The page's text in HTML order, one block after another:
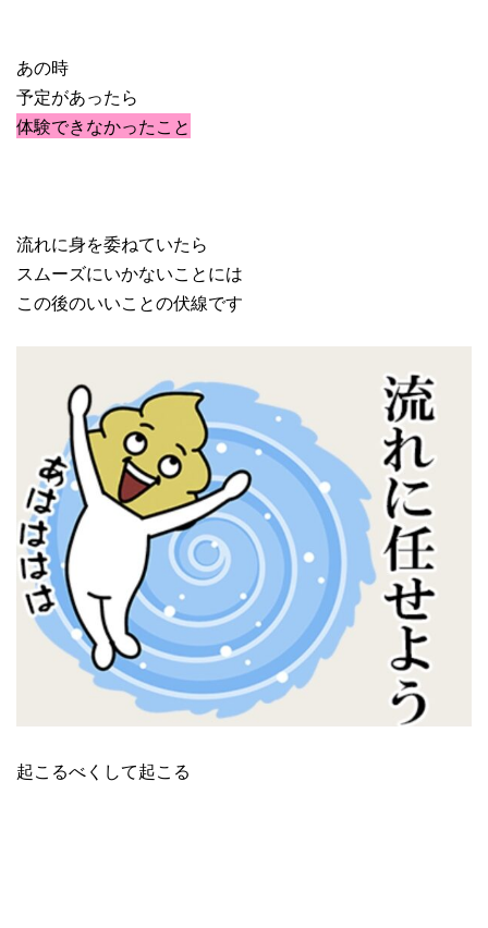
あの時
予定があったら
体験できなかったこと
流れに身を委ねていたら
スムーズにいかないことには
この後のいいことの伏線です
起こるべくして起こる